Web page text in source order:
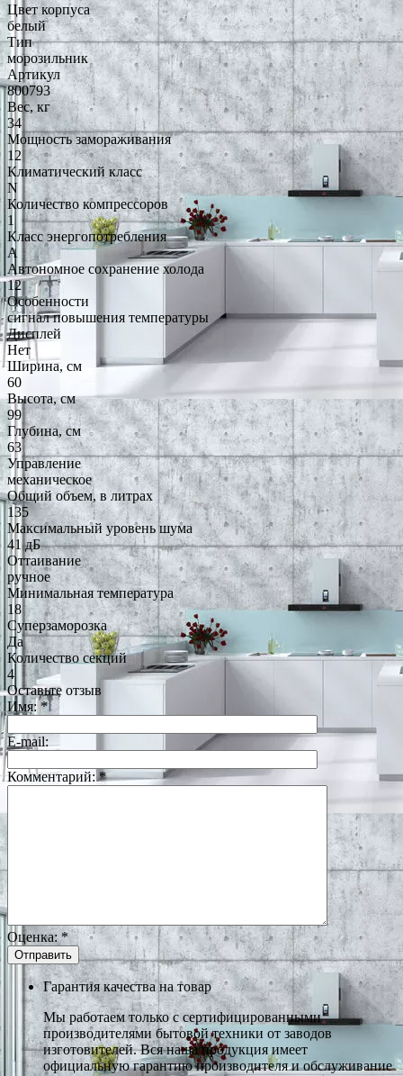
Цвет корпуса
белый
Тип
морозильник
Артикул
800793
Вес, кг
34
Мощность замораживания
12
Климатический класс
N
Количество компрессоров
1
Класс энергопотребления
A
Автономное сохранение холода
12
Особенности
сигнал повышения температуры
Дисплей
Нет
Ширина, см
60
Высота, см
99
Глубина, см
63
Управление
механическое
Общий объем, в литрах
135
Максимальный уровень шума
41 дБ
Оттаивание
ручное
Минимальная температура
18
Суперзаморозка
Да
Количество секций
4
Оставьте отзыв
Имя: *
E-mail:
Комментарий:*
Оценка: *
Гарантия качества на товар
Мы работаем только с сертифицированными
производителями бытовой техники от заводов
изготовителей. Вся наша продукция имеет
официальную гарантию производителя и обслуживание